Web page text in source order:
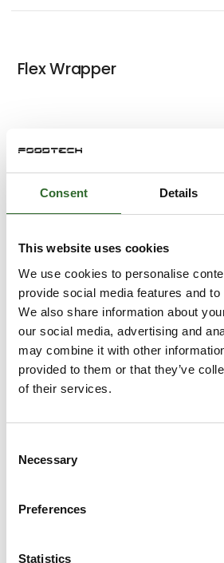
Consent Details
This website uses cookies
We use cookies to personalise
provide social media features and
We also share information about
our social media, advertising and
may combine it with other
provided to them or that they’ve
of their services.
Selection
Necessary
Preferences
Statistics
Flex Wrapper
Flex Packer
Pick n place robot celle